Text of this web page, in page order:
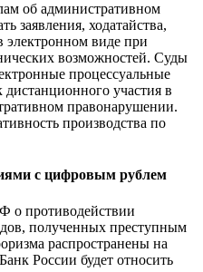
об административном
заявления, ходатайства,
электронном виде при
возможностей. Суды
процессуальные
участия в
правонарушении.
производства по
с цифровым рублем
о противодействии
полученных преступным
распространены на
России будет относить